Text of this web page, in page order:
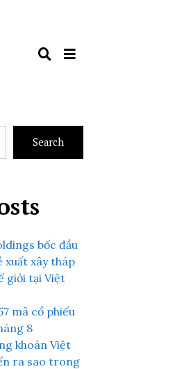
Search
bốc đầu
xuất xây tháp
giới tại Việt
mã cổ phiếu
8
khoán Việt
ra sao trong